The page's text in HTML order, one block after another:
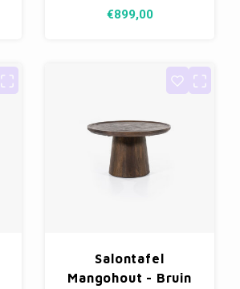
Zwart
€899,00
Salontafel
Mangohout - Bruin